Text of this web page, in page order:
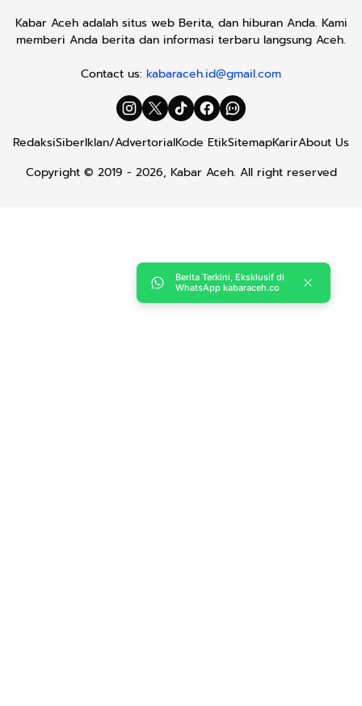
Kabar Aceh adalah situs web Berita, dan hiburan Anda. Kami
memberi Anda berita dan informasi terbaru langsung Aceh.
Contact us: kabaraceh.id@gmail.com
RedaksiSiberIklan/AdvertorialKode EtikSitemapKarirAbout Us
Copyright © 2019 - 2026, Kabar Aceh. All right reserved
Berita Terkini, Eksklusif di
WhatsApp kabaraceh.co